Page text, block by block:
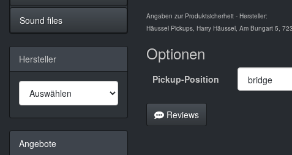
Angaben zur Produktsicherheit - Hersteller:
Häussel Pickups, Harry Häussel, Am Bungart 5,
Optionen
Pickup-Position
Reviews
Sound files
Hersteller
Angebote